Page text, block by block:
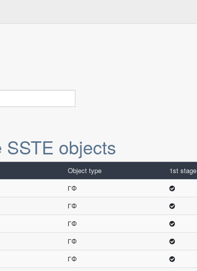
objects
Object type 1st stage
ГФ
ГФ
ГФ
ГФ
ГФ